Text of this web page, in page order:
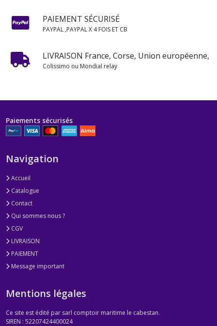
PAIEMENT SÉCURISÉ
PAYPAL ,PAYPAL X 4 FOIS ET CB
LIVRAISON France, Corse, Union européenne,
Colissimo ou Mondial relay
Paiements sécurisés
Navigation
Accueil
Catalogue
Contact
Qui sommes nous ?
CGV
LIVRAISON
PAIEMENT
Message important
Mentions légales
Ce site est édité par sarl comptoir maritime le cabestan.
SIREN : 52207424400024